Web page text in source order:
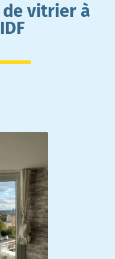
vitrier à